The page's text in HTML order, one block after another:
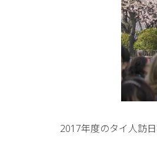
2017年度のタイ人訪